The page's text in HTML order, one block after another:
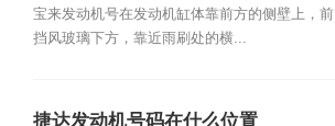
宝来发动机号在发动机缸体靠前方的侧壁上，前
挡风玻璃下方，靠近雨刷处的横...
捷达发动机号码在什么位置